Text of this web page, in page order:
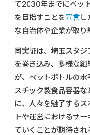
て2030年までにペッ
を目指すことを宣言し
な自治体や企業が取り
同実証は、埼玉スタ
を巻き込み、多様な
が、ペットボトルの
スチック製食品容器
に、人々を魅了する
トや運営におけるサ
ていくことが期待され